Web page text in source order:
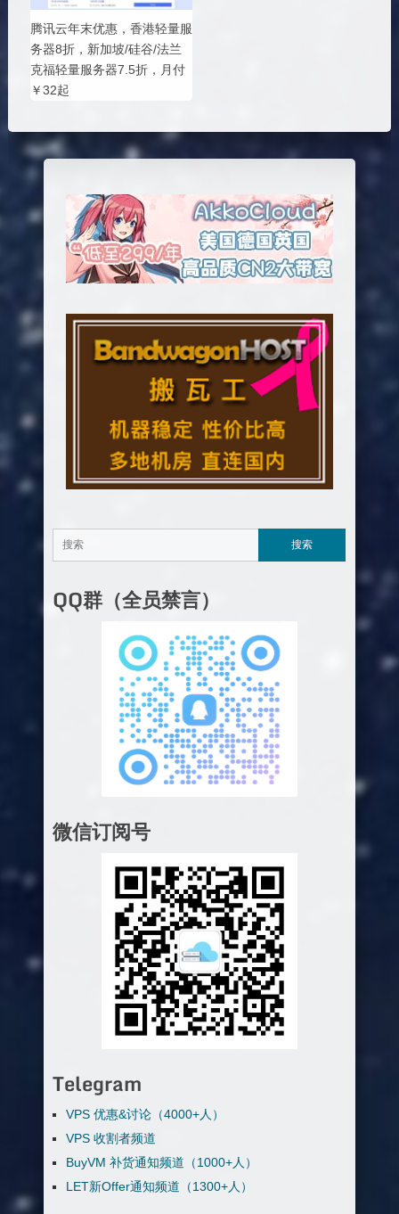
腾讯云年末优惠，香港轻量服
务器8折，新加坡/硅谷/法兰
克福轻量服务器7.5折，月付
￥32起
QQ群（全员禁言）
微信订阅号
Telegram
VPS 优惠&讨论（4000+人）
VPS 收割者频道
BuyVM 补货通知频道（1000+人）
LET新Offer通知频道（1300+人）